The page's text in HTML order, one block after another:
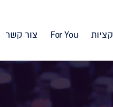
For You צור קשר